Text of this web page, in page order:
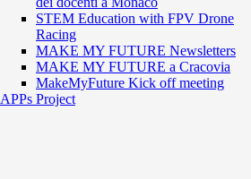
STEM Education with FPV Drone
Racing
MAKE MY FUTURE Newsletters
MAKE MY FUTURE a Cracovia
MakeMyFuture Kick off meeting
APPs Project